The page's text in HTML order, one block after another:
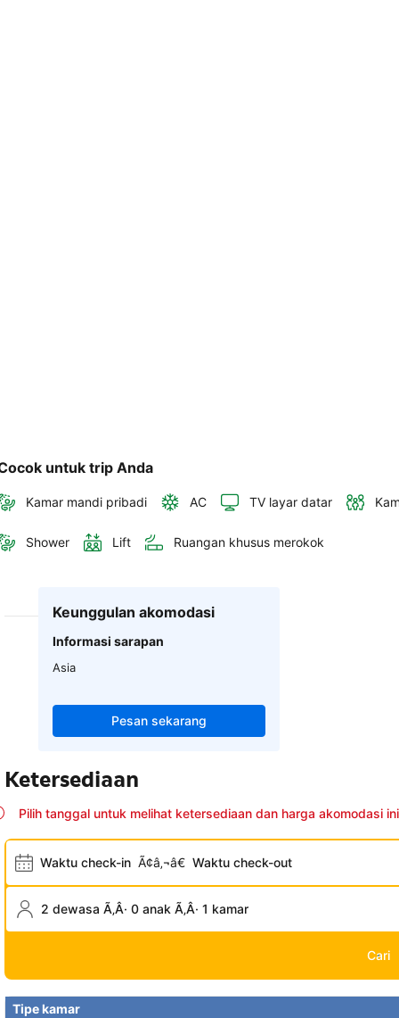
untuk trip Anda
Kamar mandi pribadi AC TV layar datar
Shower Lift Ruangan khusus merokok
Keunggulan akomodasi
Informasi sarapan
Asia
Pesan sekarang
Ketersediaan
Pilih tanggal untuk melihat ketersediaan dan harga akomodasi ini
Waktu check-in Ã¢â‚¬â€ Waktu check-out
2 dewasa Ã‚Â· 0 anak Ã‚Â· 1 kamar
Cari
Tipe kamar